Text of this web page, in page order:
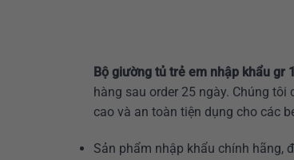
Bộ giường tủ trẻ em nhập khẩu gr
hàng sau order 25 ngày. Chúng
cao và an toàn tiện dụng cho các
Sản phẩm nhập khẩu chính hãng,